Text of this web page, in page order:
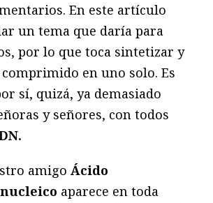
En este artículo
un tema que daría para
por lo que toca sintetizar y
en uno solo. Es
sí, quizá, ya demasiado
y señores, con todos
amigo Ácido
aparece en toda